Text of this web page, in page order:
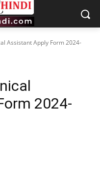
Assistant Apply Form 2024-
2024-